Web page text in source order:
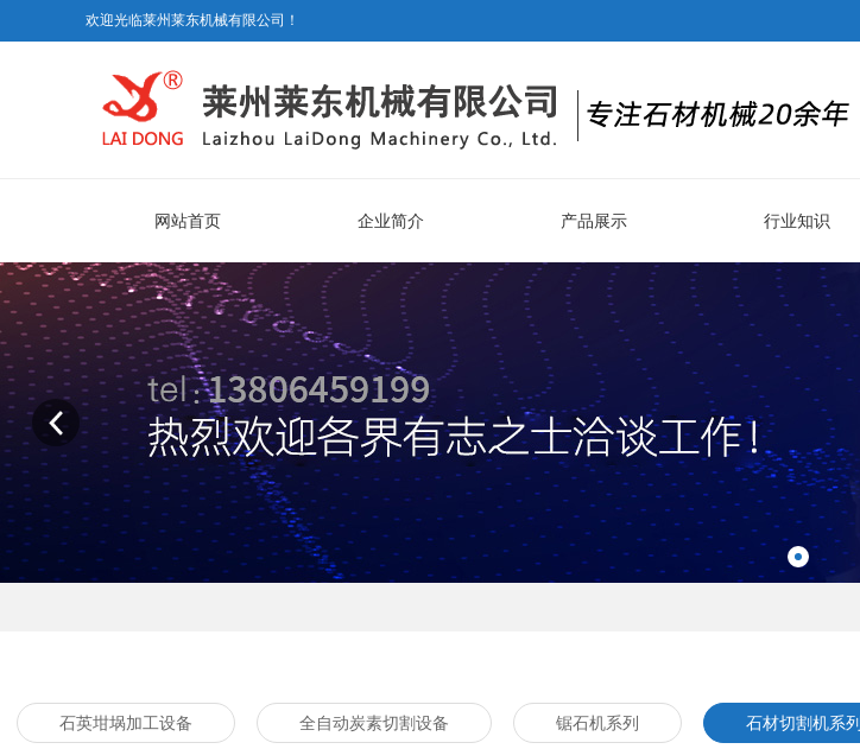
欢迎光临莱州莱东机械有限公司！
网站首页 企业简介 产品展示 行业知识
石英坩埚加工设备 全自动炭素切割设备 锯石机系列 石材切割机系列